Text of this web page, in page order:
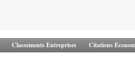
Classements Entreprises Citations